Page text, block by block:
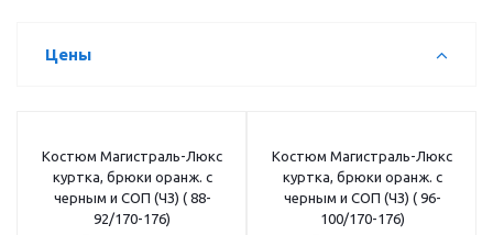
Цены
Костюм Магистраль-Люкс
куртка, брюки оранж. с
черным и СОП (ЧЗ) ( 88-
92/170-176)
Костюм Магистраль-Люкс
куртка, брюки оранж. с
черным и СОП (ЧЗ) ( 96-
100/170-176)